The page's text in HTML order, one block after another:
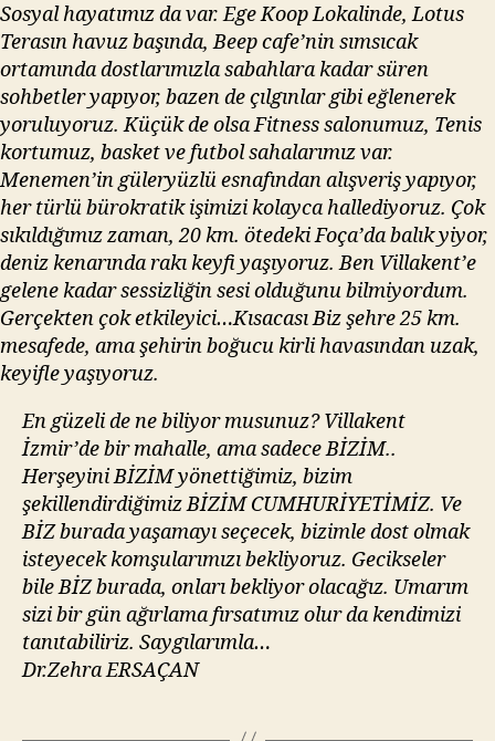
Sosyal hayatımız da var. Ege Koop Lokalinde, Lotus
Terasın havuz başında, Beep cafe’nin sımsıcak
ortamında dostlarımızla sabahlara kadar süren
sohbetler yapıyor, bazen de çılgınlar gibi eğlenerek
yoruluyoruz. Küçük de olsa Fitness salonumuz, Tenis
kortumuz, basket ve futbol sahalarımız var.
Menemen’in güleryüzlü esnafından alışveriş yapıyor,
her türlü bürokratik işimizi kolayca hallediyoruz. Çok
sıkıldığımız zaman, 20 km. ötedeki Foça’da balık yiyor,
deniz kenarında rakı keyfi yaşıyoruz. Ben Villakent’e
gelene kadar sessizliğin sesi olduğunu bilmiyordum.
Gerçekten çok etkileyici…Kısacası Biz şehre 25 km.
mesafede, ama şehirin boğucu kirli havasından uzak,
keyifle yaşıyoruz.
En güzeli de ne biliyor musunuz? Villakent
İzmir’de bir mahalle, ama sadece BİZİM..
Herşeyini BİZİM yönettiğimiz, bizim
şekillendirdiğimiz BİZİM CUMHURİYETİMİZ. Ve
BİZ burada yaşamayı seçecek, bizimle dost olmak
isteyecek komşularımızı bekliyoruz. Gecikseler
bile BİZ burada, onları bekliyor olacağız. Umarım
sizi bir gün ağırlama fırsatımız olur da kendimizi
tanıtabiliriz. Saygılarımla…
Dr.Zehra ERSAÇAN